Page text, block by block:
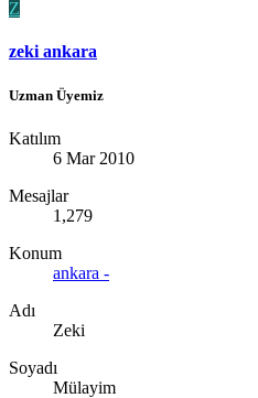
Z
zeki ankara
Uzman Üyemiz
Katılım
6 Mar 2010
Mesajlar
1,279
Konum
ankara -
Adı
Zeki
Soyadı
Mülayim